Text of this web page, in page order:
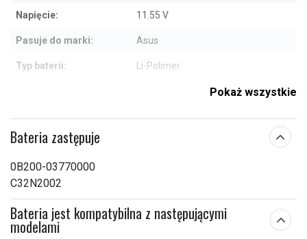
Napięcie: 11.55 V
Pasuje do marki: Asus
Typ baterii: Li-Polimer
340.00 x 86.70 x 7.60 mm
Pojemność: 8150 mAh
Sprawdź, co oznaczają poszczególne parametry
Pokaż wszystkie
Bateria zastępuje
0B200-03770000
C32N2002
Bateria jest kompatybilna z następującymi
modelami